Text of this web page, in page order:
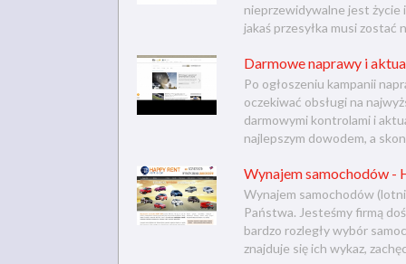
nieprzewidywalne jest życie
jakaś przesyłka musi
Darmowe naprawy i
Po ogłoszeniu kampanii
oczekiwać obsługi na
darmowymi kontrolami i
najlepszym dowodem, a
Wynajem samochodów -
Wynajem samochodów
Państwa. Jesteśmy firmą
bardzo rozległy wybór
znajduje się ich wykaz,